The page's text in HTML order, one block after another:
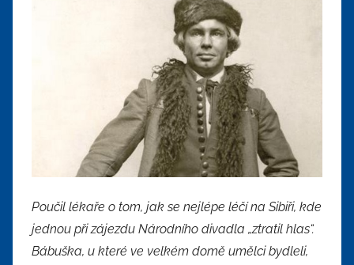
Poučil lékaře o tom, jak se nejlépe léčí na Sibiři, kde
jednou při zájezdu Národního divadla „ztratil hlas“.
Bábuška, u které ve velkém domě umělci bydleli,